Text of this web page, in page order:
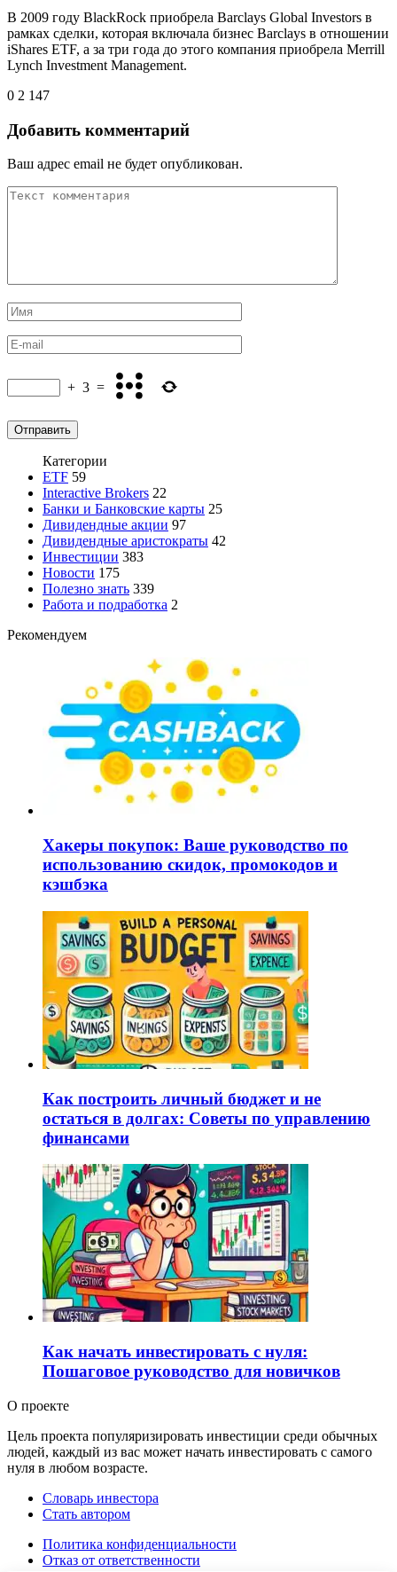
В 2009 году BlackRock приобрела Barclays Global Investors в
рамках сделки, которая включала бизнес Barclays в отношении
iShares ETF, а за три года до этого компания приобрела Merrill
Lynch Investment Management.
0 2 147
Добавить комментарий
Ваш адрес email не будет опубликован.
+ 3 =
Категории
ETF 59
Interactive Brokers 22
Банки и Банковские карты 25
Дивидендные акции 97
Дивидендные аристократы 42
Инвестиции 383
Новости 175
Полезно знать 339
Работа и подработка 2
Рекомендуем
Хакеры покупок: Ваше руководство по
использованию скидок, промокодов и
кэшбэка
Как построить личный бюджет и не
остаться в долгах: Советы по управлению
финансами
Как начать инвестировать с нуля:
Пошаговое руководство для новичков
О проекте
Цель проекта популяризировать инвестиции среди обычных
людей, каждый из вас может начать инвестировать с самого
нуля в любом возрасте.
Словарь инвестора
Стать автором
Политика конфиденциальности
Отказ от ответственности